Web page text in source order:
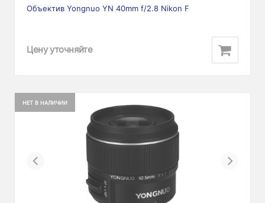
Объектив Yongnuo YN 40mm f/2.8 Nikon F
Цену уточняйте
НЕТ В НАЛИЧИИ
Previous Next